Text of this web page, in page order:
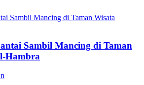
Sambil Mancing di Taman
Hambra